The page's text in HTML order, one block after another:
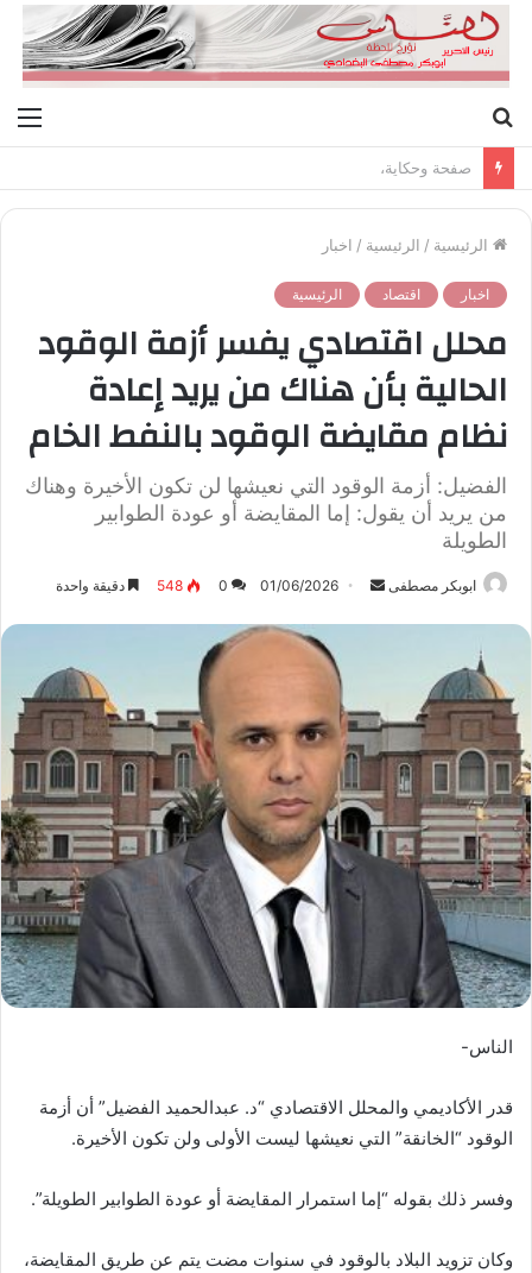
عن
صفحة وحكاية،
الرئيسية / الرئيسية / اخبار
اخبار اقتصاد الرئيسية
محلل اقتصادي يفسر أزمة الوقود
الحالية بأن هناك من يريد إعادة
نظام مقايضة الوقود بالنفط الخام
الفضيل: أزمة الوقود التي نعيشها لن تكون الأخيرة وهناك
من يريد أن يقول: إما المقايضة أو عودة الطوابير
الطويلة
ابوبكر مصطفى
ر
ي
ا
ن
01/06/2026
0
548 دقيقة واحدة
الناس-
قدر الأكاديمي والمحلل الاقتصادي “د. عبدالحميد الفضيل” أن أزمة
الوقود “الخانقة” التي نعيشها ليست الأولى ولن تكون الأخيرة.
وفسر ذلك بقوله “إما استمرار المقايضة أو عودة الطوابير الطويلة”.
وكان تزويد البلاد بالوقود في سنوات مضت يتم عن طريق المقايضة،